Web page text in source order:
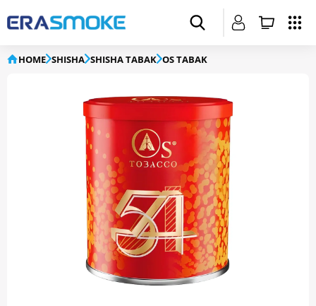
HOME SHISHA SHISHA TABAK OS TABAK